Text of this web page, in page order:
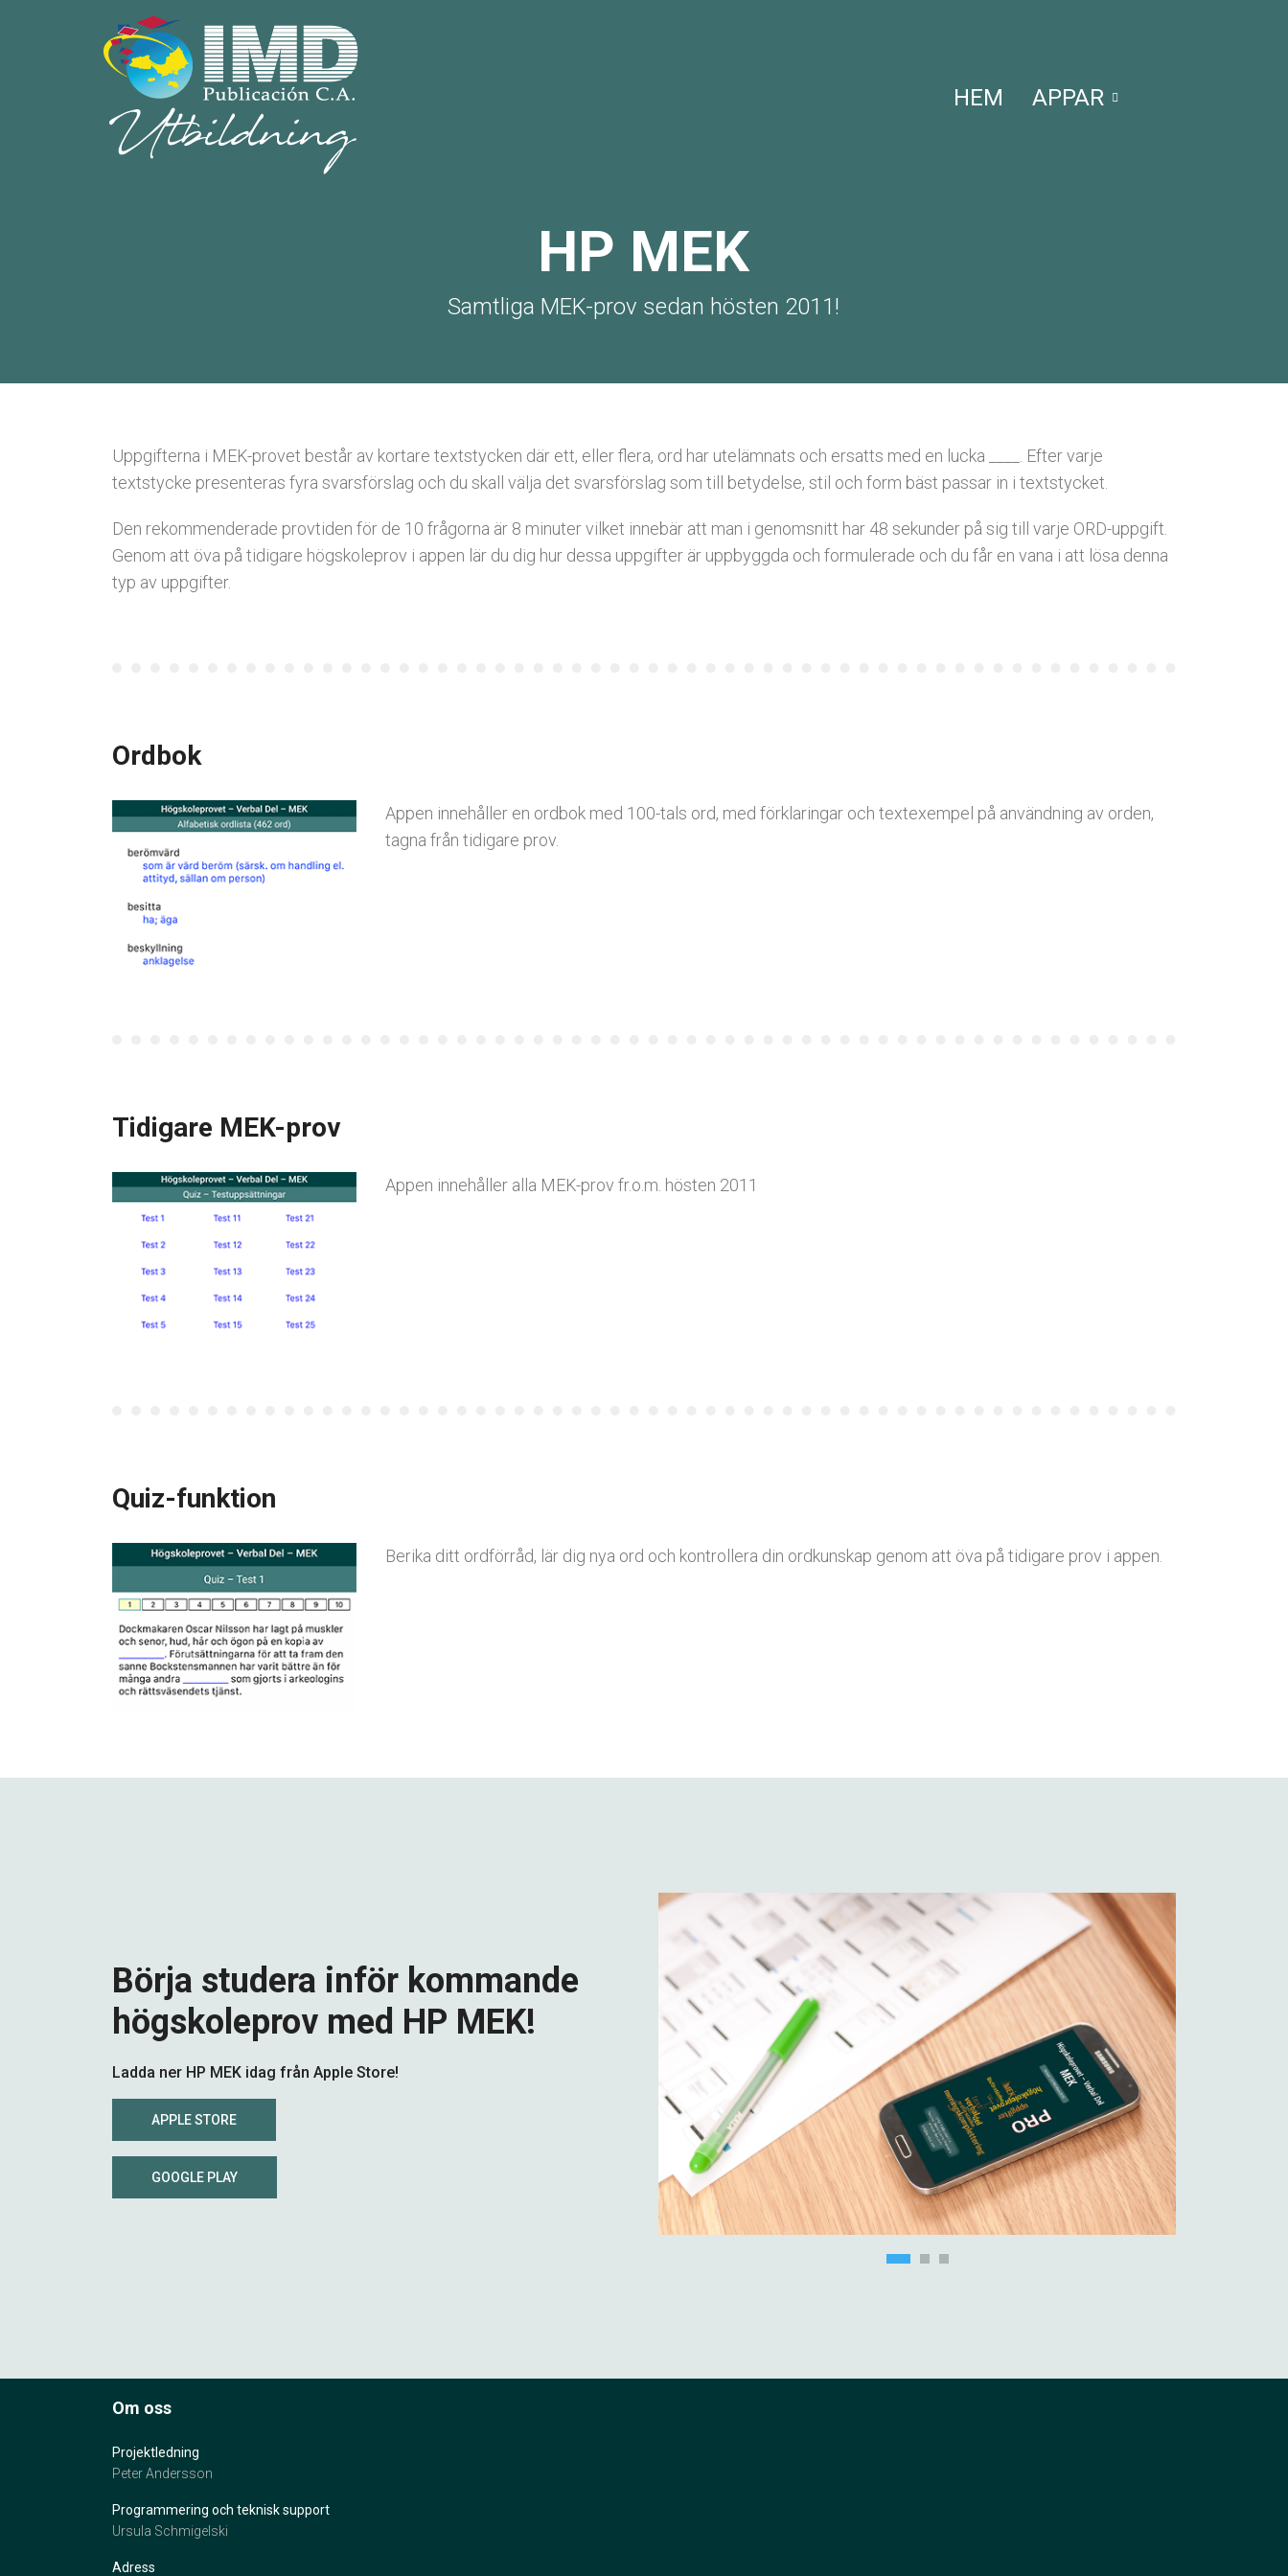
HEM APPAR
HP MEK
Samtliga MEK-prov sedan hösten 2011!
Uppgifterna i MEK-provet består av kortare textstycken där ett, eller flera, ord har utelämnats och ersatts med en lucka ____. Efter varje
textstycke presenteras fyra svarsförslag och du skall välja det svarsförslag som till betydelse, stil och form bäst passar in i textstycket.
Den rekommenderade provtiden för de 10 frågorna är 8 minuter vilket innebär att man i genomsnitt har 48 sekunder på sig till varje ORD-uppgift.
Genom att öva på tidigare högskoleprov i appen lär du dig hur dessa uppgifter är uppbyggda och formulerade och du får en vana i att lösa denna
typ av uppgifter.
Ordbok
Appen innehåller en ordbok med 100-tals ord, med förklaringar och textexempel på användning av orden,
tagna från tidigare prov.
Tidigare MEK-prov
Appen innehåller alla MEK-prov fr.o.m. hösten 2011
Quiz-funktion
Berika ditt ordförråd, lär dig nya ord och kontrollera din ordkunskap genom att öva på tidigare prov i appen.
Börja studera inför kommande
högskoleprov med HP MEK!
Ladda ner HP MEK idag från Apple Store!
APPLE STORE
GOOGLE PLAY
Om oss
Projektledning
Peter Andersson
Programmering och teknisk support
Ursula Schmigelski
Adress